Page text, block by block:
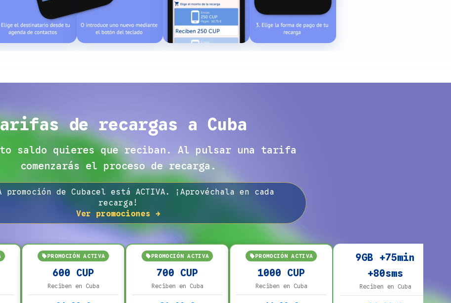
de recargas a Cuba
saldo quieres que reciban. Al pulsar una tarifa
comenzarás el proceso de recarga.
promoción de Cubacel está ACTIVA. ¡Aprovéchala en cada
recarga!
Ver promociones →
PROMOCIÓN ACTIVA
600 CUP
Reciben en Cuba
PROMOCIÓN ACTIVA
700 CUP
Reciben en Cuba
PROMOCIÓN ACTIVA
1000 CUP
Reciben en Cuba
9GB +75min
+80sms
Reciben en Cuba